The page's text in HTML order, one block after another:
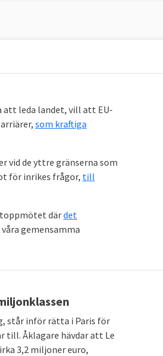
att leda landet, vill att EU-
som kraftiga
de yttre gränserna som
för inrikes frågor, till
toppmötet därdet
gemensamma
står inför rätta i Paris för
till. Åklagare hävdar att Le
3,2 miljoner euro,